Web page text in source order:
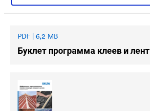
PDF | 6,2 MB
Буклет программа клеев и лент